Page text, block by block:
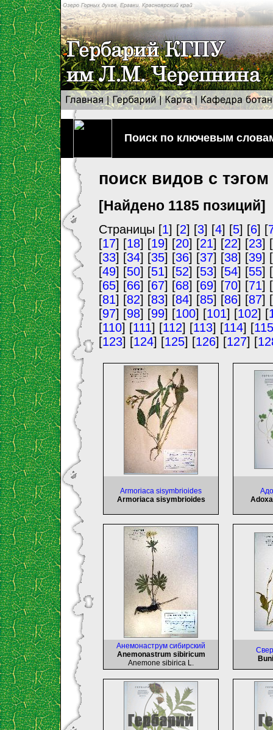
Поиск по ключевым
поиск видов с
[Найдено 1185 позиций]
Страницы [1] [2] [3] [4] [5] [6] [
[17] [18] [19] [20] [21] [22] [23] [
[33] [34] [35] [36] [37] [38] [39] [
[49] [50] [51] [52] [53] [54] [55] [
[65] [66] [67] [68] [69] [70] [71] [
[81] [82] [83] [84] [85] [86] [87] [
[97] [98] [99] [100] [101] [102] [
[110] [111] [112] [113] [114] [115
[123] [124] [125] [126] [127] [
Armoriaca sisymbrioides
Armoriaca sisymbrioides
Aнемонаструм сибирский
Anemonastrum sibiricum
Anemone sibirica L.